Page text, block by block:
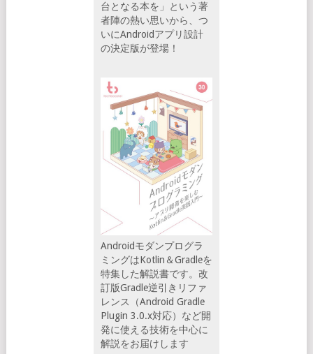
台となる本を」という著
者陣の熱い思いから、つ
いにAndroidアプリ設計
の決定版が登場！
Androidモダンプログラ
ミングはKotlin＆Gradleを
特集した解説書です。改
訂版Gradle逆引きリファ
レンス（Android Gradle
Plugin 3.0.x対応）など開
発に使える技術を中心に
解説をお届けします